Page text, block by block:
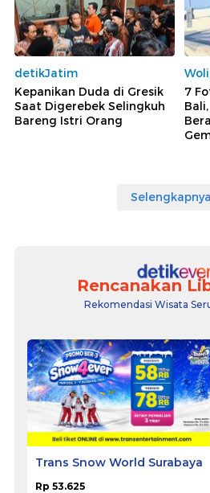
detikJatim
Kepanikan Duda di Gresik
Saat Digerebek Selingkuh
Bareng Istri Orang
7
Selengkapnya
Rencanakan
Rekomendasi Wisata
Trans Snow World Surabaya
Rp 53.625